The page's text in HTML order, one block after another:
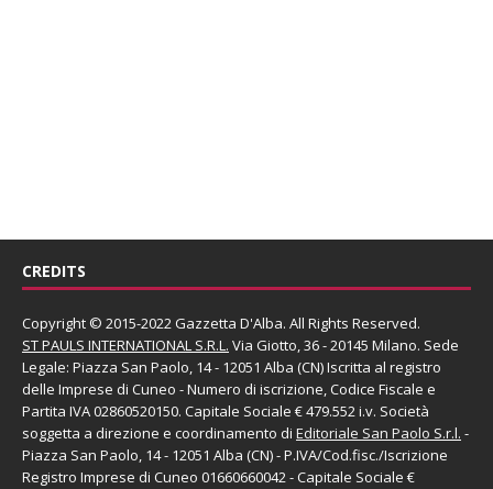
CREDITS
Copyright © 2015-2022 Gazzetta D'Alba. All Rights Reserved.
ST PAULS INTERNATIONAL S.R.L. Via Giotto, 36 - 20145 Milano. Sede
Legale: Piazza San Paolo, 14 - 12051 Alba (CN) Iscritta al registro
delle Imprese di Cuneo - Numero di iscrizione, Codice Fiscale e
Partita IVA 02860520150. Capitale Sociale € 479.552 i.v. Società
soggetta a direzione e coordinamento di Editoriale San Paolo S.r.l. -
Piazza San Paolo, 14 - 12051 Alba (CN) - P.IVA/Cod.fisc./Iscrizione
Registro Imprese di Cuneo 01660660042 - Capitale Sociale €